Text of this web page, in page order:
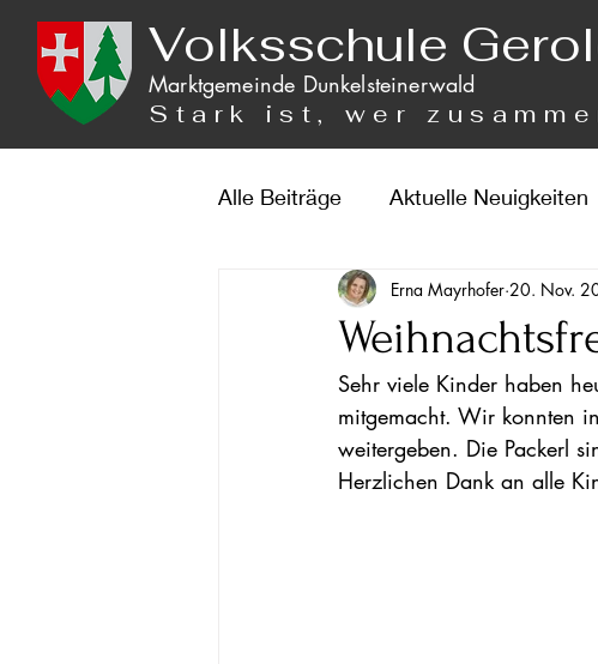
Volksschule
Marktgemeinde Dunkelsteinerwald
Stark ist, wer
Alle Beiträge Aktuelle Neuigkeiten
Erna Mayrhofer 20. Nov.
Sehr viele Kinder haben
mitgemacht. Wir konnten
weitergeben. Die Packerl
Herzlichen Dank an alle